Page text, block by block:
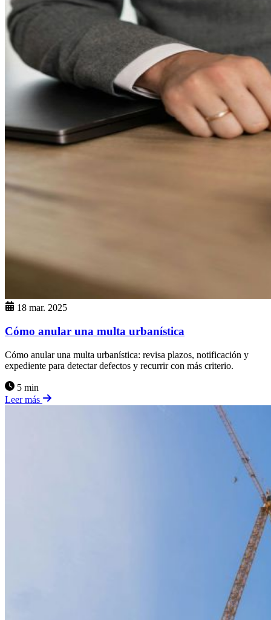
18 mar. 2025
Cómo anular una multa urbanística
Cómo anular una multa urbanística: revisa plazos, notificación y
expediente para detectar defectos y recurrir con más criterio.
5 min
Leer más